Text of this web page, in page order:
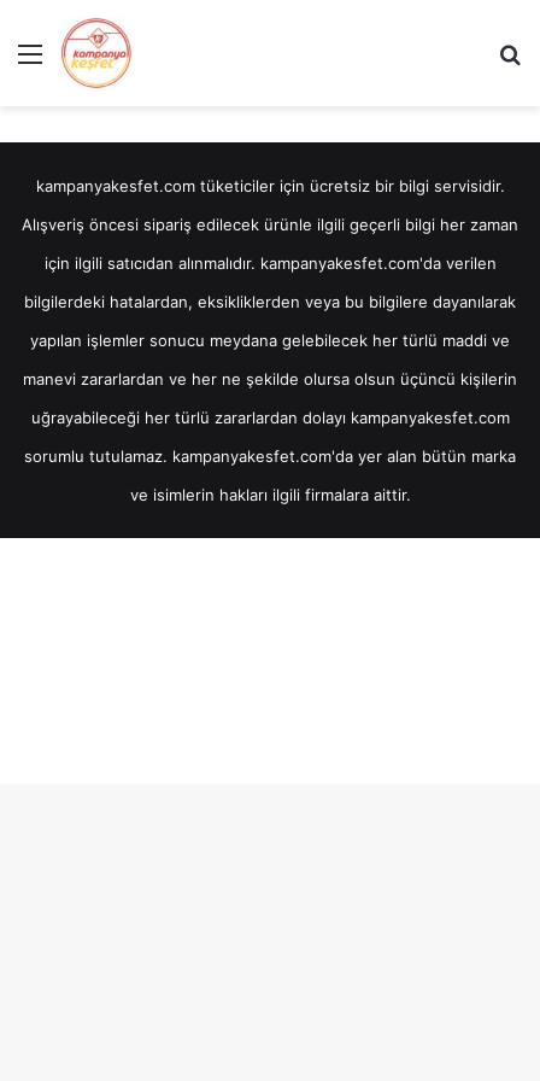
Menü
kampanyakesfet.com tüketiciler için ücretsiz bir bilgi servisidir.
Alışveriş öncesi sipariş edilecek ürünle ilgili geçerli bilgi her zaman
için ilgili satıcıdan alınmalıdır. kampanyakesfet.com'da verilen
bilgilerdeki hatalardan, eksikliklerden veya bu bilgilere dayanılarak
yapılan işlemler sonucu meydana gelebilecek her türlü maddi ve
manevi zararlardan ve her ne şekilde olursa olsun üçüncü kişilerin
uğrayabileceği her türlü zararlardan dolayı kampanyakesfet.com
sorumlu tutulamaz. kampanyakesfet.com'da yer alan bütün marka
ve isimlerin hakları ilgili firmalara aittir.